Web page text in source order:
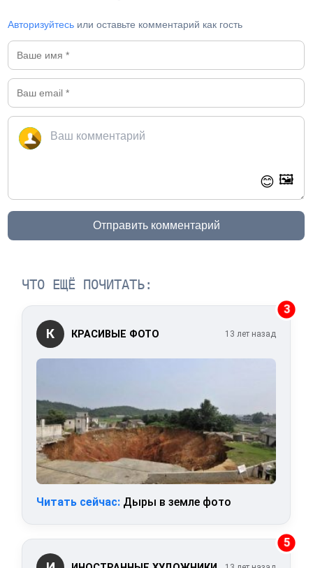
Авторизуйтесь или оставьте комментарий как гость
😊 🖼️
Отправить комментарий
ЧТО ЕЩЁ ПОЧИТАТЬ:
3
К КРАСИВЫЕ ФОТО 13 лет назад
Читать сейчас: Дыры в земле фото
5